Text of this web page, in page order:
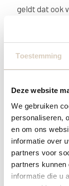
Toestemming
Deze website
We gebruiken
personaliseren,
en om ons
informatie over
partners voor
partners
informatie die u
geldt dat ook
Wilt u
voor uw
één
De
hebben we
kan.
kunnen
showroom en